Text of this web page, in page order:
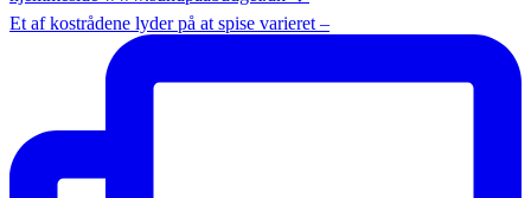
Et af kostrådene lyder på at spise varieret –